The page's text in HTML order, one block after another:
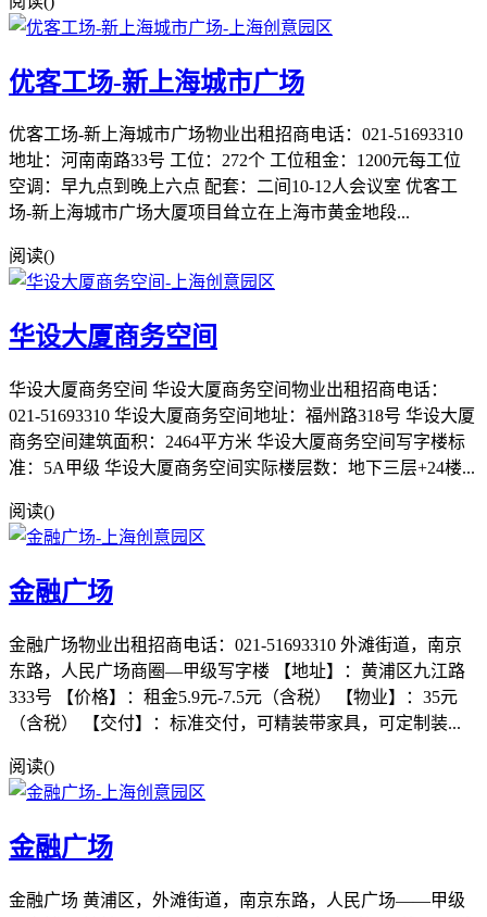
优客工场-新上海城市广场
优客工场-新上海城市广场物业出租招商电话：021-51693310
地址：河南南路33号 工位：272个 工位租金：1200元每工位
空调：早九点到晚上六点 配套：二间10-12人会议室 优客工
场-新上海城市广场大厦项目耸立在上海市黄金地段...
阅读()
华设大厦商务空间
华设大厦商务空间 华设大厦商务空间物业出租招商电话：
021-51693310 华设大厦商务空间地址：福州路318号 华设大厦
商务空间建筑面积：2464平方米 华设大厦商务空间写字楼标
准：5A甲级 华设大厦商务空间实际楼层数：地下三层+24楼...
阅读()
金融广场
金融广场物业出租招商电话：021-51693310 外滩街道，南京
东路，人民广场商圈—甲级写字楼 【地址】：黄浦区九江路
333号 【价格】：租金5.9元-7.5元（含税） 【物业】：35元
（含税） 【交付】：标准交付，可精装带家具，可定制装...
阅读()
金融广场
金融广场 黄浦区，外滩街道，南京东路，人民广场——甲级